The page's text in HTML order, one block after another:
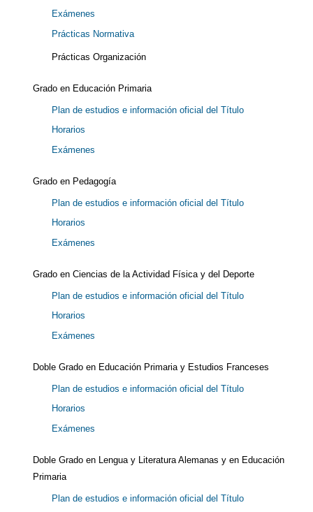
Exámenes
Prácticas Normativa
Prácticas Organización
Grado en Educación Primaria
Plan de estudios e información oficial del Título
Horarios
Exámenes
Grado en Pedagogía
Plan de estudios e información oficial del Título
Horarios
Exámenes
Grado en Ciencias de la Actividad Física y del Deporte
Plan de estudios e información oficial del Título
Horarios
Exámenes
Doble Grado en Educación Primaria y Estudios Franceses
Plan de estudios e información oficial del Título
Horarios
Exámenes
Doble Grado en Lengua y Literatura Alemanas y en Educación
Primaria
Plan de estudios e información oficial del Título